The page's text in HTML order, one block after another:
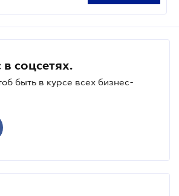
соцсетях.
быть в курсе всех бизнес-